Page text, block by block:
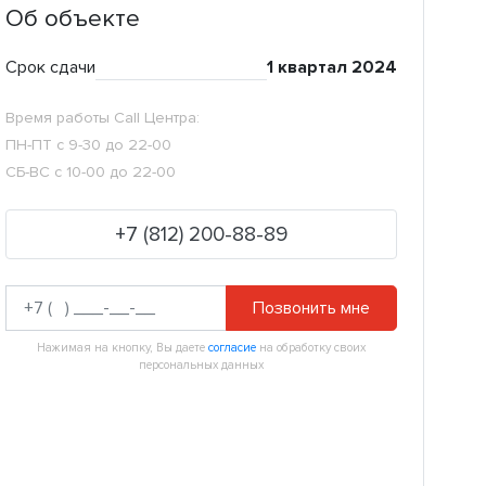
Об объекте
Срок сдачи 1 квартал 2024
Время работы Call Центра:
ПН-ПТ с 9-30 до 22-00
СБ-ВС с 10-00 до 22-00
+7 (812) 200-88-89
Позвонить мне
Нажимая на кнопку, Вы даете согласиена обработку своих
персональных данных